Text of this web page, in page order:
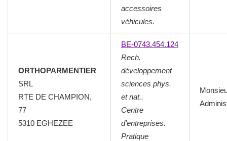
accessoires
véhicules.
ORTHOPARMENTIER
SRL
RTE DE CHAMPION,
77
5310 EGHEZEE
BE-0743.454.124
Rech.
développement
sciences phys.
et nat..
Centre
d’entreprises.
Pratique